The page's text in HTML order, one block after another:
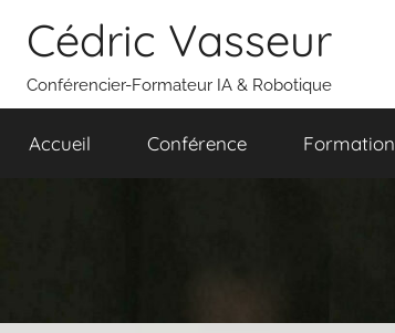
contenu
Cédric Vasseur
Conférencier-Formateur IA & Robotique
Accueil Conférence Formation